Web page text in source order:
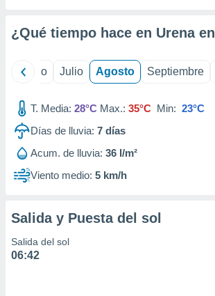
publicidad
de
¿Qué tiempo hace en Urena en
Junio Julio Agosto Septiembre
T. Media: 28°C Max.: 35°C Min: 23°C
Días de lluvia: 7 días
Acum. de lluvia: 36 l/m²
Viento medio: 5 km/h
Salida y Puesta del sol
Salida del sol
06:42